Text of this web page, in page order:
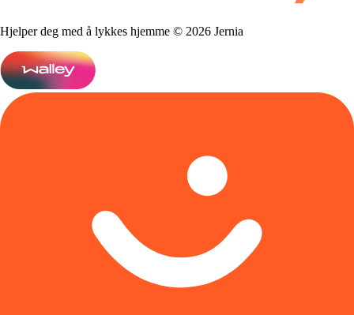
Hjelper deg med å lykkes hjemme © 2026 Jernia